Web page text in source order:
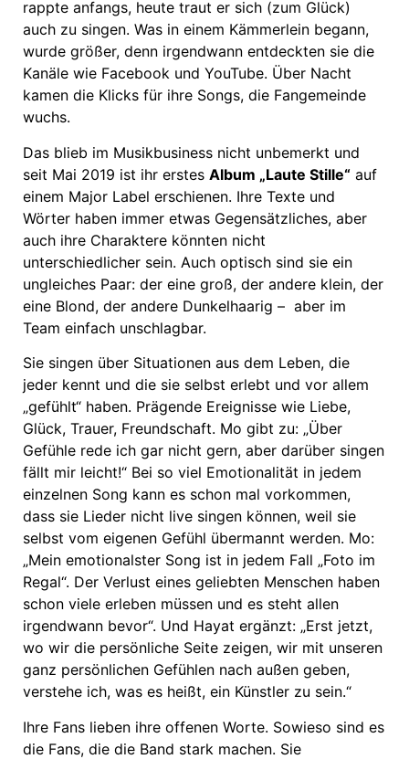
rappte anfangs, heute traut er sich (zum Glück)
auch zu singen. Was in einem Kämmerlein begann,
wurde größer, denn irgendwann entdeckten sie die
Kanäle wie Facebook und YouTube. Über Nacht
kamen die Klicks für ihre Songs, die Fangemeinde
wuchs.
Das blieb im Musikbusiness nicht unbemerkt und
seit Mai 2019 ist ihr erstes Album „Laute Stille“ auf
einem Major Label erschienen. Ihre Texte und
Wörter haben immer etwas Gegensätzliches, aber
auch ihre Charaktere könnten nicht
unterschiedlicher sein. Auch optisch sind sie ein
ungleiches Paar: der eine groß, der andere klein, der
eine Blond, der andere Dunkelhaarig – aber im
Team einfach unschlagbar.
Sie singen über Situationen aus dem Leben, die
jeder kennt und die sie selbst erlebt und vor allem
„gefühlt“ haben. Prägende Ereignisse wie Liebe,
Glück, Trauer, Freundschaft. Mo gibt zu: „Über
Gefühle rede ich gar nicht gern, aber darüber singen
fällt mir leicht!“ Bei so viel Emotionalität in jedem
einzelnen Song kann es schon mal vorkommen,
dass sie Lieder nicht live singen können, weil sie
selbst vom eigenen Gefühl übermannt werden. Mo:
„Mein emotionalster Song ist in jedem Fall „Foto im
Regal“. Der Verlust eines geliebten Menschen haben
schon viele erleben müssen und es steht allen
irgendwann bevor“. Und Hayat ergänzt: „Erst jetzt,
wo wir die persönliche Seite zeigen, wir mit unseren
ganz persönlichen Gefühlen nach außen geben,
verstehe ich, was es heißt, ein Künstler zu sein.“
Ihre Fans lieben ihre offenen Worte. Sowieso sind es
die Fans, die die Band stark machen. Sie